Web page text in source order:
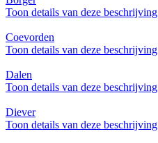
Toon details van deze beschrijving
Coevorden
Toon details van deze beschrijving
Dalen
Toon details van deze beschrijving
Diever
Toon details van deze beschrijving